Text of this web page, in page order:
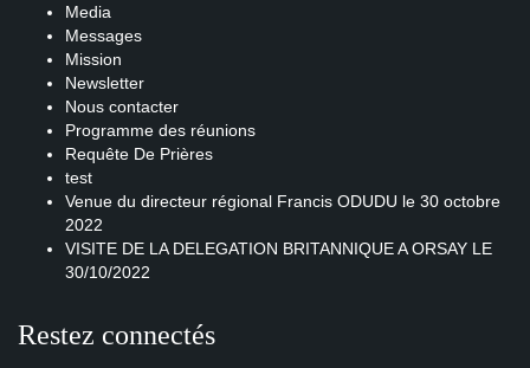
Media
Messages
Mission
Newsletter
Nous contacter
Programme des réunions
Requête De Prières
test
Venue du directeur régional Francis ODUDU le 30 octobre
2022
VISITE DE LA DELEGATION BRITANNIQUE A ORSAY LE
30/10/2022
Restez connectés